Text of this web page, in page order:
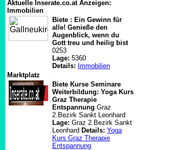
Aktuelle Inserate.co.at Anzeigen:
Immobilien
Biete : Ein Gewinn für
alle! Genieße den
Augenblick, wenn du
Gott treu und heilig bist
0253
Lage: 5360
Details: Immobilien
Marktplatz
Biete Kurse Seminare
Weiterbildung: Yoga Kurs
Graz Therapie
Entspannung Graz
2.Bezirk Sankt Leonhard
Lage: Graz 2.Bezirk Sankt
Leonhard Details: Yoga
Kurs Graz Therapie
Entspannung